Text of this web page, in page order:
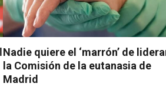
Nadie quiere el ‘marrón’ de
la Comisión de la eutanasia de
Madrid